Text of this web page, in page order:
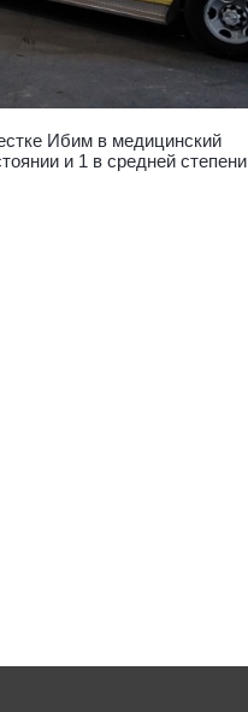
Ибим в медицинский
и 1 в средней степени